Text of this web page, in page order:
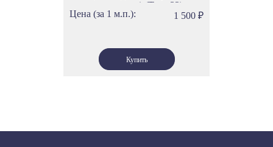
скольжения) (Трек 32)
Цена (за 1 м.п.):
1 500 ₽